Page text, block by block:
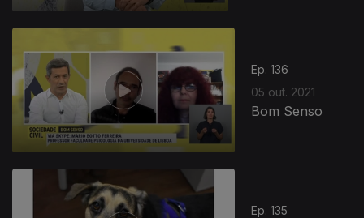
Ep. 136
05 out. 2021
Bom Senso
Ep. 135